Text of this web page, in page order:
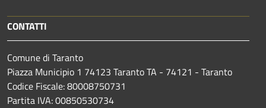
CONTATTI
Comune di Taranto
Piazza Municipio 1 74123 Taranto TA - 74121 - Taranto
Codice Fiscale: 80008750731
Partita IVA: 00850530734